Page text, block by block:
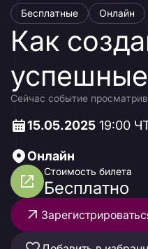
Бесплатные Онлайн
Как
модели в
Сейчас событие
15.05.2025 19:00
Онлайн
Стоимость билета
Бесплатно